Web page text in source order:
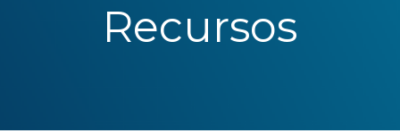
Recursos